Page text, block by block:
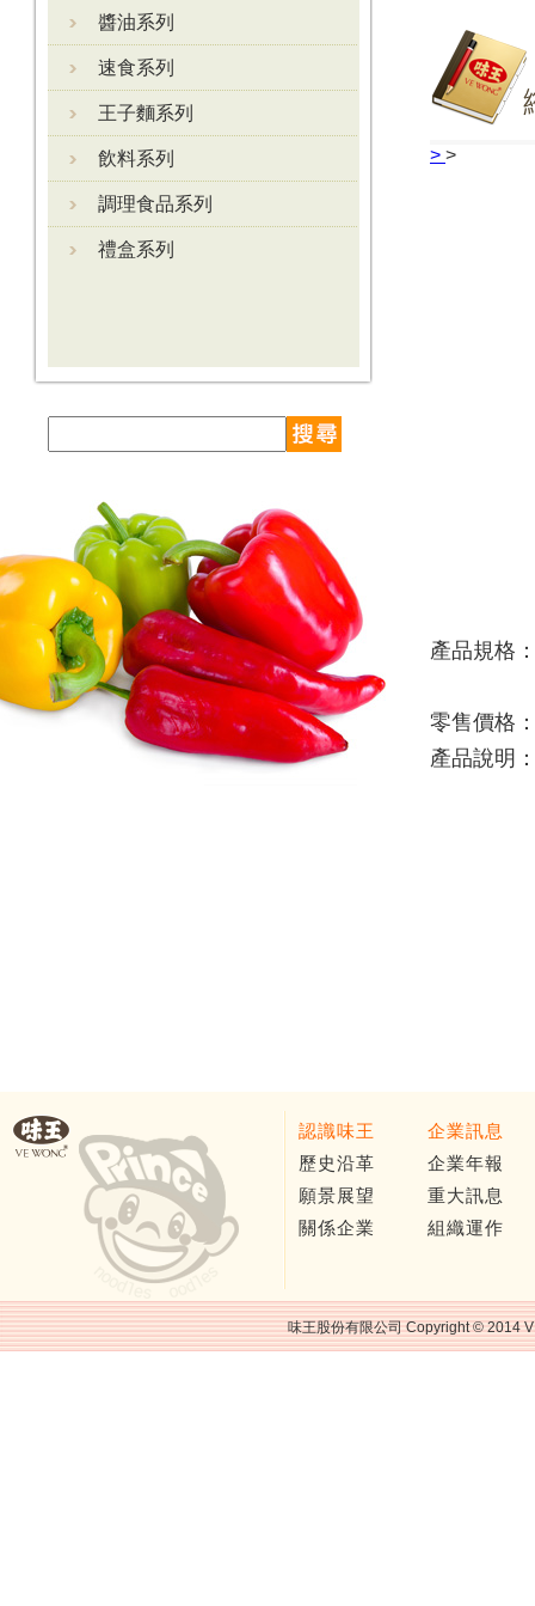
醬油系列
速食系列
王子麵系列
飲料系列
調理食品系列
禮盒系列
> >
產品規格
零售價格
產品說明
認識味王
歷史沿革
願景展望
關係企業
企業訊息
企業年報
重大訊息
組織運作
味王股份有限公司 Copyright © 2014